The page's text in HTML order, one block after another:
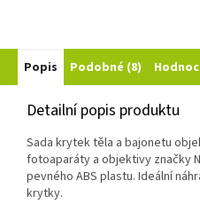
Popis Podobné (8)
Detailní popis produktu
Sada krytek těla a bajonetu
fotoaparáty a objektivy značky
pevného ABS plastu. Ideální
krytky.